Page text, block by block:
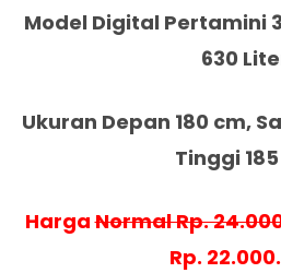
Model Digital Pertamini
630
Ukuran Depan 180 cm,
Tinggi
HargaNormal Rp.
Rp.